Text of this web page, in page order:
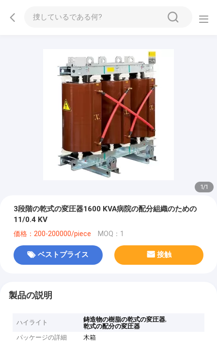
1/1
3段階の乾式の変圧器1600 KVA病院の配分組織のための
11/0.4 KV
価格：200-200000/piece MOQ：1
ベストプライス 接触
製品の説明
ハイライト 鋳造物の樹脂の乾式の変圧器,
乾式の配分の変圧器
パッケージの詳細
木箱